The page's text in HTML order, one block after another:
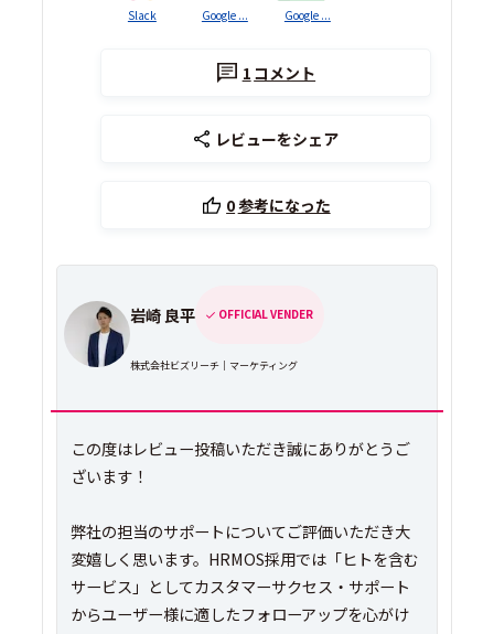
Slack Google ... Google ...
1 コメント
レビューをシェア
0参考になった
岩崎 良平 OFFICIAL VENDER
株式会社ビズリーチ｜マーケティング
この度はレビュー投稿いただき誠にありがとうご
ざいます！
弊社の担当のサポートについてご評価いただき大
変嬉しく思います。HRMOS採用では「ヒトを含む
サービス」としてカスタマーサクセス・サポート
からユーザー様に適したフォローアップを心がけ